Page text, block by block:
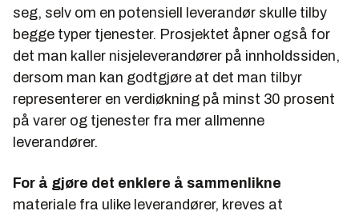
seg, selv om en potensiell leverandør skulle tilby
begge typer tjenester. Prosjektet åpner også for
det man kaller nisjeleverandører på innholdssiden,
dersom man kan godtgjøre at det man tilbyr
representerer en verdiøkning på minst 30 prosent
på varer og tjenester fra mer allmenne
leverandører.
For å gjøre det enklere å sammenlikne
materiale fra ulike leverandører, kreves at